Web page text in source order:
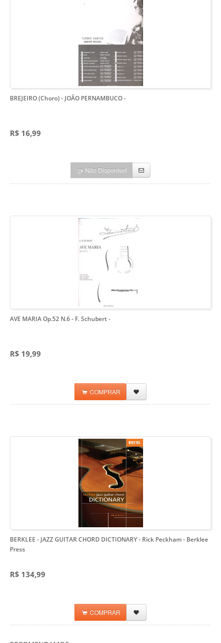
BREJEIRO (Choro) - JOÃO PERNAMBUCO-
R$ 16,99
Não Disponível
AVE MARIA Op.52 N.6 - F. Schubert-
R$ 19,99
COMPRAR
BERKLEE - JAZZ GUITAR CHORD DICTIONARY - Rick Peckham- Berklee
Press
R$ 134,99
COMPRAR